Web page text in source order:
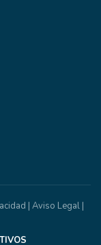
| Aviso Legal|